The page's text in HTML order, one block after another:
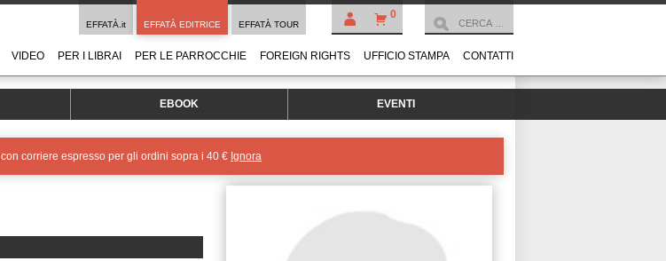
0
EFFATÀ.it EFFATÀ EDITRICE EFFATÀ TOUR
VIDEO PER I LIBRAI PER LE PARROCCHIE FOREIGN RIGHTS UFFICIO STAMPA CONTATTI
EBOOK EVENTI
con corriere espresso per gli ordini sopra i 40 € Ignora